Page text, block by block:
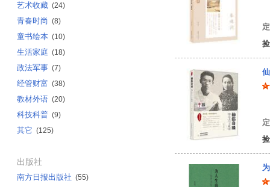
艺术收藏 (24)
青春时尚 (8)
童书绘本 (10)
生活家庭 (18)
政法军事 (7)
经管财富 (38)
教材外语 (20)
科技科普 (9)
其它 (125)
出版社
南方日报出版社 (55)